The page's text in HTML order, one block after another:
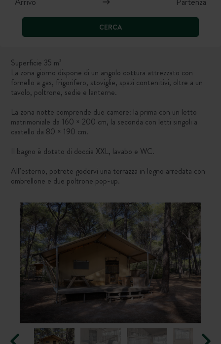
CERCA
Superficie 35 m²
La zona giorno dispone di un angolo cottura attrezzato con
fornello a gas, frigorifero, stoviglie, spazi contenitivi, oltre a un
tavolo, poltrone, sedie e lanterne.
La zona notte comprende due camere: la prima con un letto
matrimoniale da 160 × 200 cm, la seconda con letti singoli a
castello da 80 × 190 cm.
Il bagno è dotato di doccia XXL, lavabo e WC.
All’esterno, potrete godervi una terrazza in legno arredata con
ombrellone e due poltrone pop-up.